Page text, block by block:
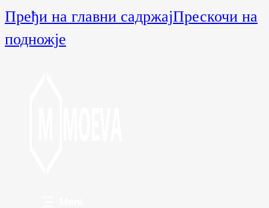
Пређи на главни садржајПрескочи на
подножје